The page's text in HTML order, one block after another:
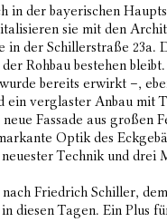
in der bayerischen
sie mit den
in der Schillerstraße 23a.
Rohbau bestehen
bereits erwirkt –,
verglaster Anbau mit
Fassade aus großen
Optik des
Technik und drei
Friedrich Schiller,
diesen Tagen. Ein Plus